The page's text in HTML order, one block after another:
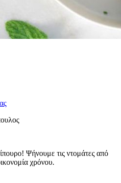
Ψήνουμε τις ντομάτες από
χρόνου.